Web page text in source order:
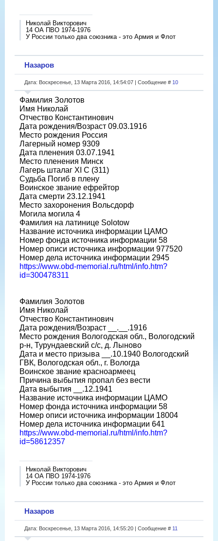
Николай Викторович
14 ОА ПВО 1974-1976
У России только два союзника - это Армия и Флот
Назаров
Дата: Воскресенье, 13 Марта 2016, 14:54:07 | Сообщение # 10
Фамилия Золотов
Имя Николай
Отчество Константинович
Дата рождения/Возраст 09.03.1916
Место рождения Россия
Лагерный номер 9309
Дата пленения 03.07.1941
Место пленения Минск
Лагерь шталаг XI C (311)
Судьба Погиб в плену
Воинское звание ефрейтор
Дата смерти 23.12.1941
Место захоронения Вольсдорф
Могила могила 4
Фамилия на латинице Solotow
Название источника информации ЦАМО
Номер фонда источника информации 58
Номер описи источника информации 977520
Номер дела источника информации 2945
https://www.obd-memorial.ru/html/info.htm?
id=300478311
Фамилия Золотов
Имя Николай
Отчество Константинович
Дата рождения/Возраст __.__.1916
Место рождения Вологодская обл., Вологодский
р-н, Турундаевский с/с, д. Лыново
Дата и место призыва __.10.1940 Вологодский
ГВК, Вологодская обл., г. Вологда
Воинское звание красноармеец
Причина выбытия пропал без вести
Дата выбытия __.12.1941
Название источника информации ЦАМО
Номер фонда источника информации 58
Номер описи источника информации 18004
Номер дела источника информации 641
https://www.obd-memorial.ru/html/info.htm?
id=58612357
Николай Викторович
14 ОА ПВО 1974-1976
У России только два союзника - это Армия и Флот
Назаров
Дата: Воскресенье, 13 Марта 2016, 14:55:20 | Сообщение # 11